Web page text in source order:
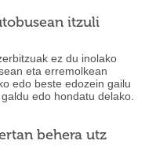
itzuli
ez du inolako
eta erremolkean
edo beste edozein gailu
edo hondatu delako.
behera utz